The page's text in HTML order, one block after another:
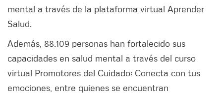
mental a través de la plataforma virtual Aprender
Salud.
Además, 88.109 personas han fortalecido sus
capacidades en salud mental a través del curso
virtual Promotores del Cuidado: Conecta con tus
emociones, entre quienes se encuentran